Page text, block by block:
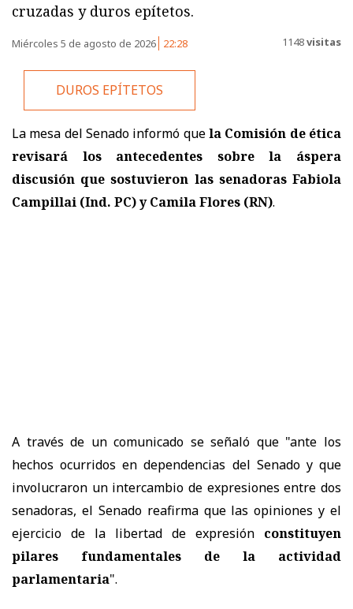
cruzadas y duros epítetos.
Miércoles 5 de agosto de 2026 22:28 1148visitas
DUROS EPÍTETOS
La mesa del Senado informó quela Comisión de ética
revisará los antecedentes sobre la áspera
discusión que sostuvieron las senadoras Fabiola
Campillai (Ind. PC) y Camila Flores (RN).
A través de un comunicado se señaló que "ante los
hechos ocurridos en dependencias del Senado y que
involucraron un intercambio de expresiones entre dos
senadoras, el Senado reafirma que las opiniones y el
ejercicio de la libertad de expresión constituyen
pilares fundamentales de la actividad
parlamentaria".